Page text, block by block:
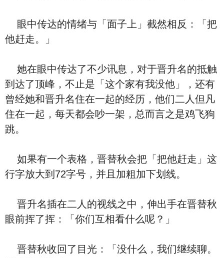
眼中传达的情绪与「面子上」截然相反：「把
他赶走。」
她在眼中传达了不少讯息，对于晋升名的抵触
到达了顶峰，不止是「这个家有我没他」，还有
曾经她和晋升名住在一起的经历，他们二人但凡
住在一起，每天都会吵一架，总而言之是鸡飞狗
跳。
如果有一个表格，晋替秋会把「把他赶走」这
行字放大到72字号，并且加粗加下划线。
晋升名插在二人的视线之中，伸出手在晋替秋
眼前挥了挥：「你们互相看什么呢？」
晋替秋收回了目光：「没什么，我们继续聊。